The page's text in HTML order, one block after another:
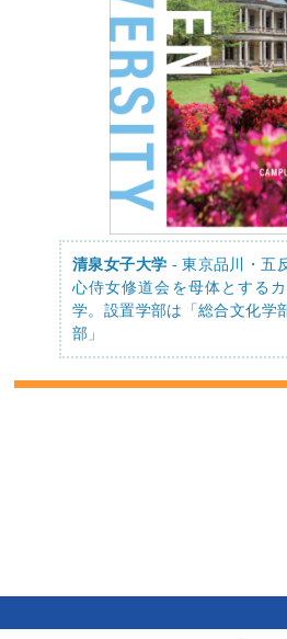
清泉女子大学 - 東京品川・五
心侍女修道会を母体とする
学。設置学部は「総合文化学
部」